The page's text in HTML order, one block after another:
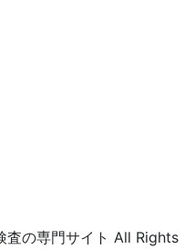
の専門サイト All Rights